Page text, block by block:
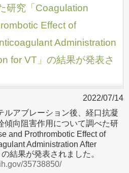
研究「Coagulation
Effect of
Administration
for VT」の結果が発表さ
2022/07/14
ルアブレーション後、経口抗凝
傾向阻害作用について調べた研
and Prothrombotic Effect of
Administration After
結果が発表されました。
35738850/